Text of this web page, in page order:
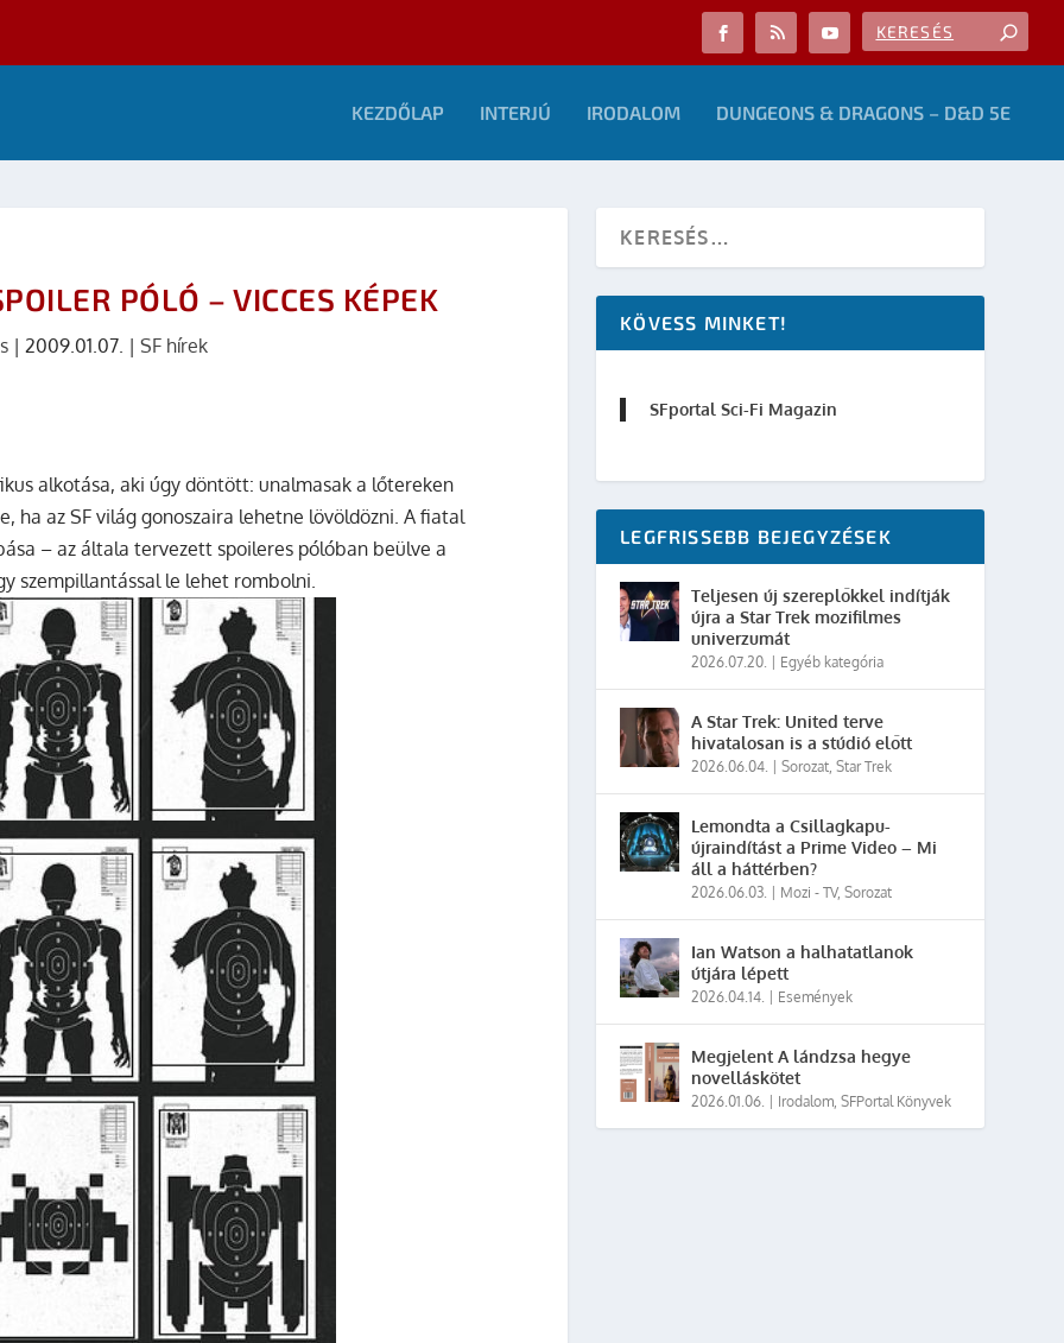
KEZDŐLAP INTERJÚ IRODALOM DUNGEONS & DRAGONS – D&D 5E
PÓLÓ – VICCES KÉPEK
| 2009.01.07. | SF hírek
alkotása, aki úgy döntött: unalmasak a lőtereken
ha az SF világ gonoszaira lehetne lövöldözni. A fiatal
– az általa tervezett spoileres pólóban beülve a
szempillantással le lehet rombolni.
KÖVESS MINKET!
SFportal Sci-Fi Magazin
LEGFRISSEBB BEJEGYZÉSEK
Teljesen új szereplőkkel indítják
újra a Star Trek mozifilmes
univerzumát
2026.07.20. Egyéb kategória
A Star Trek: United terve
hivatalosan is a stúdió előtt
2026.06.04. |Sorozat,Star Trek
Lemondta a Csillagkapu-
újraindítást a Prime Video – Mi
áll a háttérben?
2026.06.03. Mozi - TV,Sorozat
Ian Watson a halhatatlanok
útjára lépett
2026.04.14. Események
Megjelent A lándzsa hegye
novelláskötet
2026.01.06. Irodalom,SFPortal Könyvek